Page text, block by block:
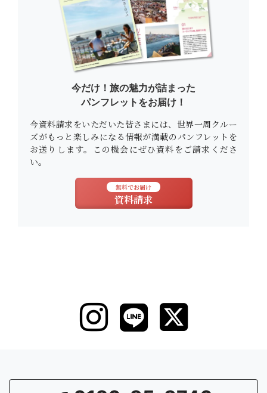
今だけ！旅の魅力が詰まった
パンフレットをお届け！
今資料請求をいただいた皆さまには、世界一周クルー
ズがもっと楽しみになる情報が満載のパンフレットを
お送りします。この機会にぜひ資料をご請求くださ
い。
無料でお届け
資料請求